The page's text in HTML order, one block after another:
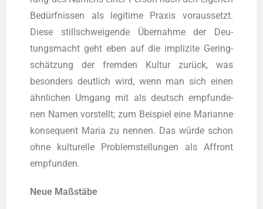
Bedürf­nis­sen als legi­ti­me Pra­xis vor­aus­setzt.
Die­se still­schwei­gen­de Über­nah­me der Deu­
tungs­macht geht eben auf die impli­zi­te Gering­
schät­zung der frem­den Kul­tur zurück, was
beson­ders deut­lich wird, wenn man sich einen
ähn­li­chen Umgang mit als deutsch emp­fun­de­
nen Namen vor­stellt; zum Bei­spiel eine Mari­an­ne
kon­se­quent Maria zu nen­nen. Das wür­de schon
ohne kul­tu­rel­le Pro­blem­stel­lun­gen als Affront
empfunden.
Neue Maß­stä­be